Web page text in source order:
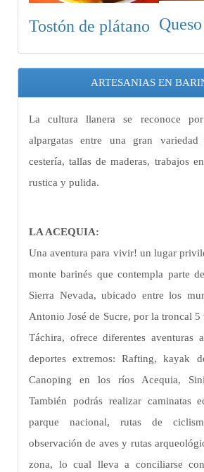
Tostón de plátano
ARTESANIAS EN
La cultura llanera se reconoce por
alpargatas entre una gran
cestería, tallas de maderas, trabajos
rustica y pulida.
LA ACEQUIA:
Una aventura para vivir! un lugar
monte barinés que contempla parte
Sierra Nevada, ubicado entre los
Antonio José de Sucre, por la troncal 5
Táchira, ofrece diferentes aventuras
deportes extremos: Rafting, kayak
Canoping en los ríos Acequia,
También podrás realizar caminatas
parque nacional, rutas de
observación de aves y rutas
zona, lo cual lleva a conciliarse